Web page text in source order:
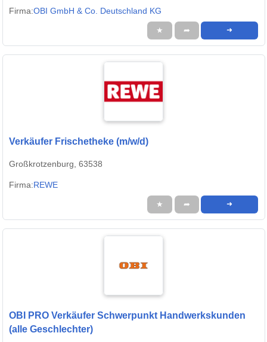
Firma:OBI GmbH & Co. Deutschland KG
★ ➦ ➜
Verkäufer Frischetheke (m/w/d)
Großkrotzenburg, 63538
Firma:REWE
★ ➦ ➜
OBI PRO Verkäufer Schwerpunkt Handwerkskunden
(alle Geschlechter)